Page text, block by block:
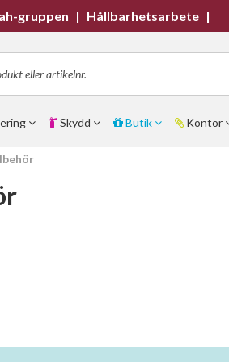
gruppen | Hållbarhetsarbete |
Skydd Butik Kontor